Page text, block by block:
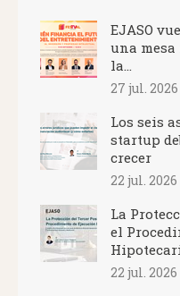
EJASO
una mesa
la...
27 jul. 2026
Los seis
startup
crecer
22 jul. 2026
La
el
22 jul. 2026